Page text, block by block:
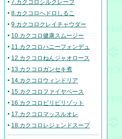
7.カクコロシルクレープ
8.カクコロヘドロしるこ
9.カクコロクレイチャウダー
10.カクコロ健康スムージー
11.カクコロハニーフォンデュ
12.カクコロねんジャオロース
13.カクコロガンセキ煮
14.カクコロウィンドリア
15.カクコロファイヤベース
16.カクコロビリビリゾット
17.カクコロマッスルオレ
18.カクコロレジェンドスープ